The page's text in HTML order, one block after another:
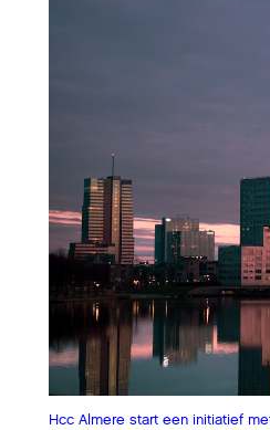
Hcc Almere start een initiatief